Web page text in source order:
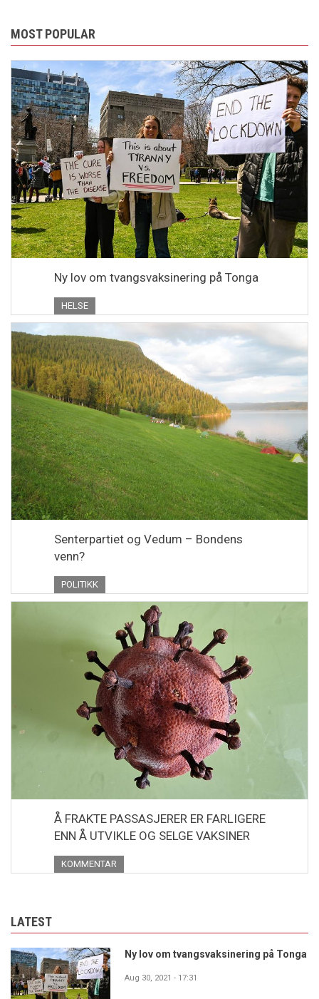
MOST POPULAR
Ny lov om tvangsvaksinering på Tonga
HELSE
Senterpartiet og Vedum – Bondens
venn?
POLITIKK
Å FRAKTE PASSASJERER ER FARLIGERE
ENN Å UTVIKLE OG SELGE VAKSINER
KOMMENTAR
LATEST
Ny lov om tvangsvaksinering på Tonga
Aug 30, 2021 - 17:31